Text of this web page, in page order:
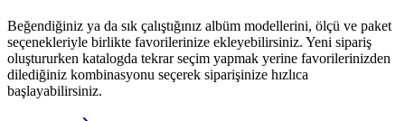
Beğendiğiniz ya da sık çalıştığınız albüm modellerini, ölçü ve paket
seçenekleriyle birlikte favorilerinize ekleyebilirsiniz. Yeni sipariş
oluştururken katalogda tekrar seçim yapmak yerine favorilerinizden
dilediğiniz kombinasyonu seçerek siparişinize hızlıca
başlayabilirsiniz.